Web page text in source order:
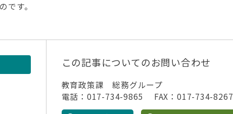
です。
この記事についてのお問い合わせ
教育政策課 総務グループ
電話：017-734-9865 FAX：017-734-8267